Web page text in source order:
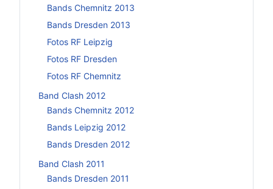
Bands Chemnitz 2013
Bands Dresden 2013
Fotos RF Leipzig
Fotos RF Dresden
Fotos RF Chemnitz
Band Clash 2012
Bands Chemnitz 2012
Bands Leipzig 2012
Bands Dresden 2012
Band Clash 2011
Bands Dresden 2011